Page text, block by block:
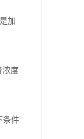
加
浓度
条件